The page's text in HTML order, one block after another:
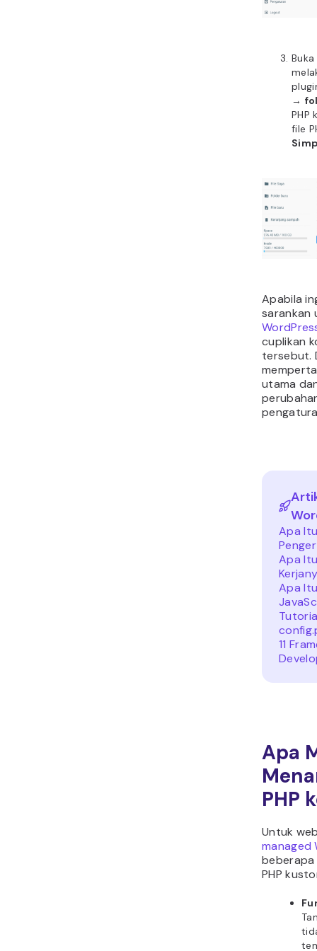
→
PHP
file
Apabila
sarankan
cuplikan
tersebut.
utama
Apa
Apa
Apa
11
Apa
PHP
Untuk
managed
beberapa
PHP